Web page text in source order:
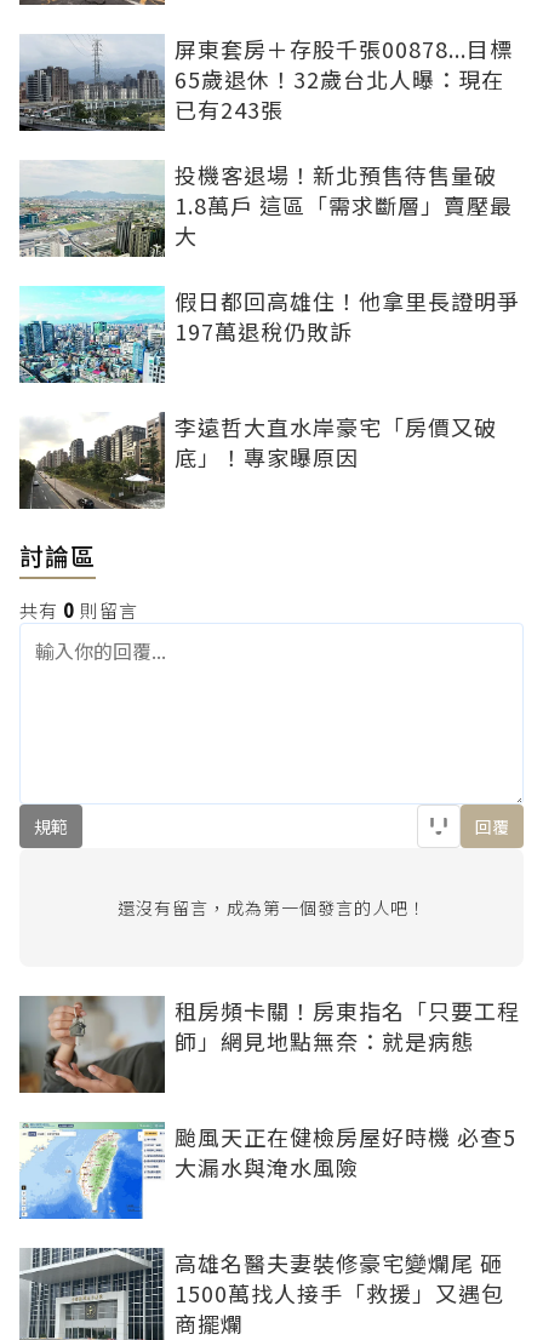
屏東套房＋存股千張00878...目標
65歲退休！32歲台北人曝：現在
已有243張
投機客退場！新北預售待售量破
1.8萬戶 這區「需求斷層」賣壓最
大
假日都回高雄住！他拿里長證明爭
197萬退稅仍敗訴
李遠哲大直水岸豪宅「房價又破
底」！專家曝原因
討論區
共有 0 則留言
規範 回覆
還沒有留言，成為第一個發言的人吧！
租房頻卡關！房東指名「只要工程
師」網見地點無奈：就是病態
颱風天正在健檢房屋好時機 必查5
大漏水與淹水風險
高雄名醫夫妻裝修豪宅變爛尾 砸
1500萬找人接手「救援」又遇包
商擺爛